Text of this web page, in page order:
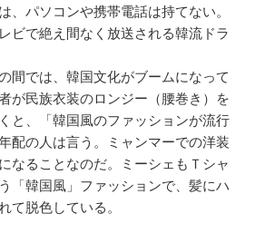
、パソコンや携帯電話は持てない。
ビで絶え間なく放送される韓流ドラ
間では、韓国文化がブームになって
が民族衣装のロンジー（腰巻き）を
と、「韓国風のファッションが流行
配の人は言う。ミャンマーでの洋装
なることなのだ。ミーシェもＴシャ
「韓国風」ファッションで、髪にハ
て脱色している。